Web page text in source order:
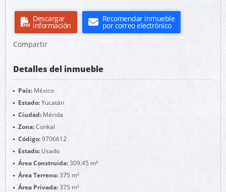
Descargar
información
Recomendar inmueble
por correo electrónico
Compartir
Detalles del inmueble
País: México
Estado:Yucatán
Ciudad: Mérida
Zona:Conkal
Código:9706612
Estado:Usado
Área Construida:309.45 m²
Área Terreno:375 m²
Área Privada:375 m²